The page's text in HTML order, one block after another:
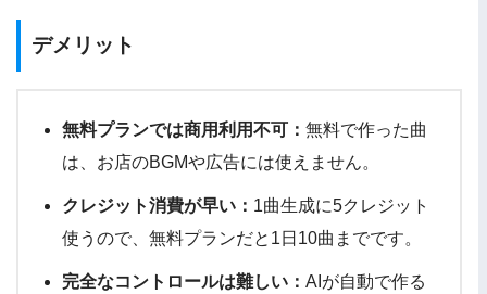
デメリット
無料プランでは商用利用不可： 無料で作った曲
は、お店のBGMや広告には使えません。
クレジット消費が早い： 1曲生成に5クレジット
使うので、無料プランだと1日10曲までです。
完全なコントロールは難しい： AIが自動で作る